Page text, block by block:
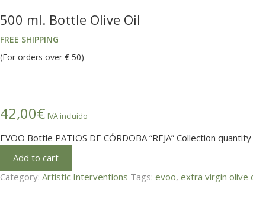
500 ml. Bottle Olive Oil
FREE SHIPPING
(For orders over € 50)
42,00€ IVA incluido
EVOO Bottle PATIOS DE CÓRDOBA “REJA” Collection quantity
Add to cart
Category: Artistic Interventions Tags: evoo, extra virgin olive